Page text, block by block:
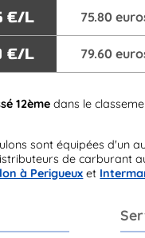
€/L 75.80
€/L 79.60
12ème dans le
sont équipées d'un
de carburant
à Perigueux et